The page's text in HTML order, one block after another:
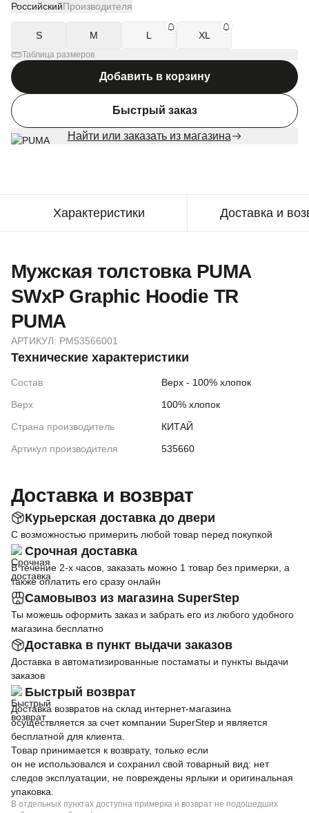
РоссийскийПроизводителя
S M L XL
Таблица размеров
Добавить в корзину
Быстрый заказ
Найти или заказать из магазина
Характеристики Доставка и
Мужская толстовка PUMA
SWxP Graphic Hoodie TR
PUMA
АРТИКУЛ: PM53566001
Технические характеристики
Состав
Верх - 100% хлопок
Верх
100% хлопок
Страна производитель
КИТАЙ
Артикул производителя
535660
Доставка и возврат
Курьерская доставка до двери
С возможностью примерить любой товар перед покупкой
Срочная доставка
В течение 2-х часов, заказать можно 1 товар без примерки, а
также оплатить его сразу онлайн
Самовывоз из магазина SuperStep
Ты можешь оформить заказ и забрать его из любого удобного
магазина бесплатно
Доставка в пункт выдачи заказов
Доставка в автоматизированные постаматы и пункты выдачи
заказов
Быстрый возврат
Доставка возвратов на склад интернет-магазина
осуществляется за счет компании SuperStep и является
бесплатной для клиента.
Товар принимается к возврату, только если
он не использовался и сохранил свой товарный вид: нет
следов эксплуатации, не повреждены ярлыки и оригинальная
упаковка.
В отдельных пунктах доступна примерка и возврат не подошедших